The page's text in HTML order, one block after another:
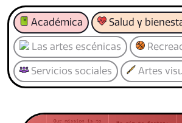
Académica Salud y
Las artes escénicas
Servicios sociales Artes